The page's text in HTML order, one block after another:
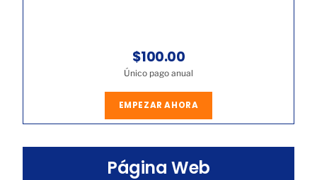
$100.00
Único pago anual
EMPEZAR AHORA
Página Web